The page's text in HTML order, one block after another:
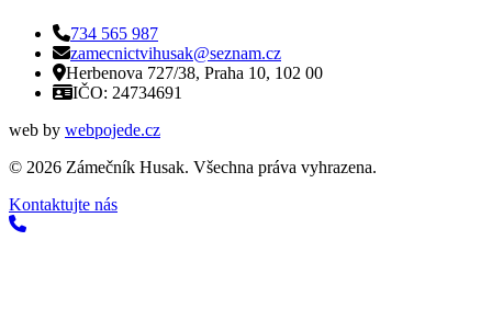
734 565 987
zamecnictvihusak@seznam.cz
Herbenova 727/38, Praha 10, 102 00
IČO: 24734691
web by webpojede.cz
© 2026 Zámečník Husak. Všechna práva vyhrazena.
Kontaktujte nás